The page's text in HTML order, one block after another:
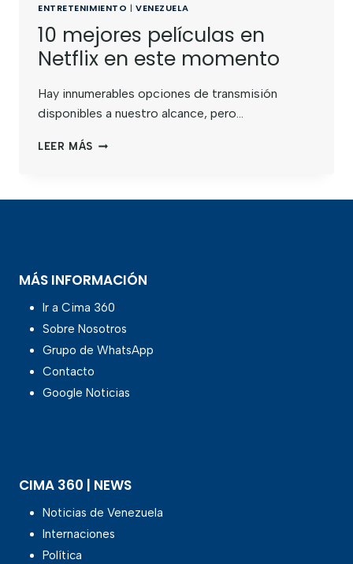
ENTRETENIMIENTO |VENEZUELA
10 mejores películas en
Netflix en este momento
Hay innumerables opciones de transmisión
disponibles a nuestro alcance, pero…
LEER MÁS
MÁS INFORMACIÓN
Ir a Cima 360
Sobre Nosotros
Grupo de WhatsApp
Contacto
Google Noticias
CIMA 360 | NEWS
Noticias de Venezuela
Internaciones
Política